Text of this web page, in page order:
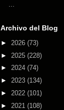
...
Archivo del Blog
► 2026 (73)
► 2025 (228)
► 2024 (74)
► 2023 (134)
► 2022 (101)
► 2021 (108)